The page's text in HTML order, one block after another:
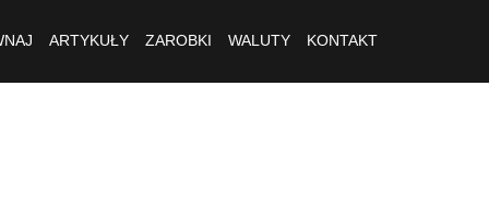
ARTYKUŁY ZAROBKI WALUTY KONTAKT